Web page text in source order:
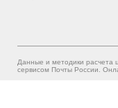
Данные и методики расчета
сервисом Почты России.